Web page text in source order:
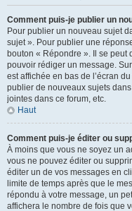
Comment puis-je publier un
Pour publier un nouveau sujet
sujet ». Pour publier une
bouton « Répondre ». Il se peut
pouvoir rédiger un message.
est affichée en bas de l’écran
publier de nouveaux sujets
jointes dans ce forum, etc.
Haut
Comment puis-je éditer ou
À moins que vous ne soyez un
vous ne pouvez éditer ou
éditer un de vos messages en
limite de temps après que le
répondu à votre message, un
affichera le nombre de fois que